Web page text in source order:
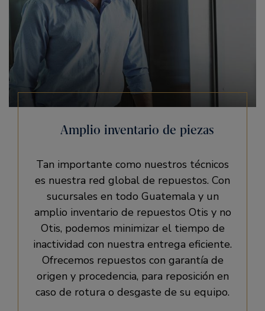
Amplio inventario de piezas
Tan importante como nuestros técnicos
es nuestra red global de repuestos. Con
sucursales en todo Guatemala y un
amplio inventario de repuestos Otis y no
Otis, podemos minimizar el tiempo de
inactividad con nuestra entrega eficiente.
Ofrecemos repuestos con garantía de
origen y procedencia, para reposición en
caso de rotura o desgaste de su equipo.